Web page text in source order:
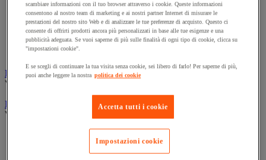
Orologio
Pellicola adesiva per vetro
Pianta artificiale da ufficio
Vetrina per esposizione
Elezione
Vedi tutte le categorie
Espositore
Vedi tutte le categorie
scambiare informazioni con il tuo browser attraverso i cookie. Queste informazioni
consentono al nostro team di marketing e ai nostri partner Internet di misurare le
prestazioni del nostro sito Web e di analizzare le tue preferenze di acquisto. Questo ci
consente di offrirti prodotti ancora più personalizzati in base alle tue esigenze e una
pubblicità adeguata. Se vuoi saperne di più sulle finalità di ogni tipo di cookie, clicca su
"impostazioni cookie".
E se scegli di continuare la tua visita senza cookie, sei libero di farlo! Per saperne di più,
puoi anche leggere la nostra politica dei cookie
Accetta tutti i cookie
Impostazioni cookie